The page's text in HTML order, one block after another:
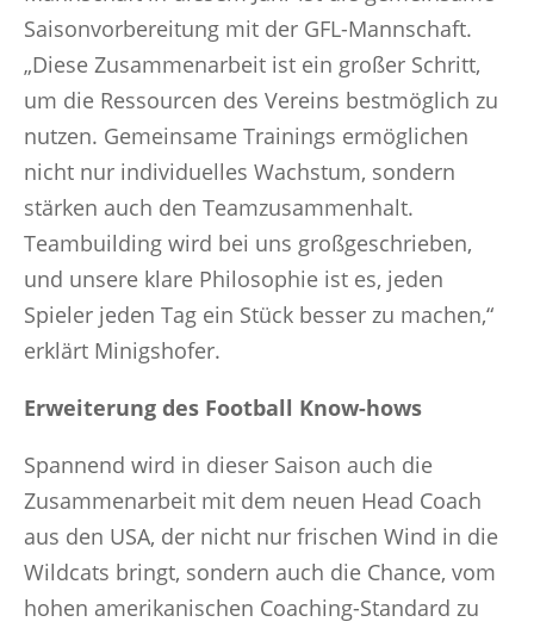
Saisonvorbereitung mit der GFL-Mannschaft.
„Diese Zusammenarbeit ist ein großer Schritt,
um die Ressourcen des Vereins bestmöglich zu
nutzen. Gemeinsame Trainings ermöglichen
nicht nur individuelles Wachstum, sondern
stärken auch den Teamzusammenhalt.
Teambuilding wird bei uns großgeschrieben,
und unsere klare Philosophie ist es, jeden
Spieler jeden Tag ein Stück besser zu machen,“
erklärt Minigshofer.
Erweiterung des Football Know-hows
Spannend wird in dieser Saison auch die
Zusammenarbeit mit dem neuen Head Coach
aus den USA, der nicht nur frischen Wind in die
Wildcats bringt, sondern auch die Chance, vom
hohen amerikanischen Coaching-Standard zu